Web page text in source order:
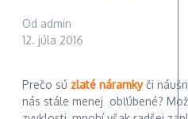
Od admin
12. júla 2016
Prečo sú zlaté náramkyči
nás stále menej obľúbené?